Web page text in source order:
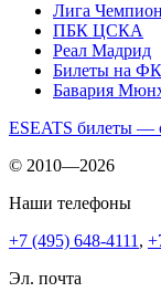
Лига
ПБК ЦСКА
Реал Мадрид
Билеты на ФК
Бавария
ESEATS билеты —
© 2010—2026
Наши телефоны
+7 (495) 648-4111 ,
Эл. почта